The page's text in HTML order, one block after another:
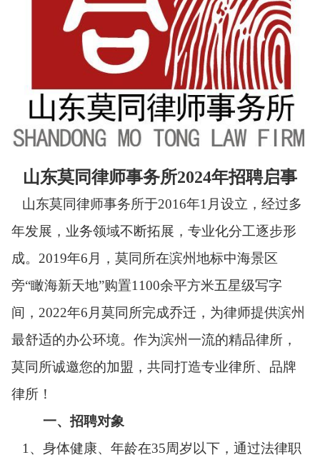
山东莫同律师事务所2024年招聘启事
山东莫同律师事务所于2016年1月 设立 ，经过多
年发展， 业务领域不断拓展，专业化分工逐步形
成。 2019年6月，莫同 所在滨州地标中海景区
旁“瞰海新天地”购置1100余平方米五星级写字
间，2022年6月莫同所完成乔迁，为律师提供滨州
最舒适的办公环境。作为滨州一流的精品律所，
莫同所诚邀您的加盟，共同打造专业律所、品牌
律所 ！
一、招聘对象
1、 身体健康、 年龄在35周岁以下 ， 通过法律职